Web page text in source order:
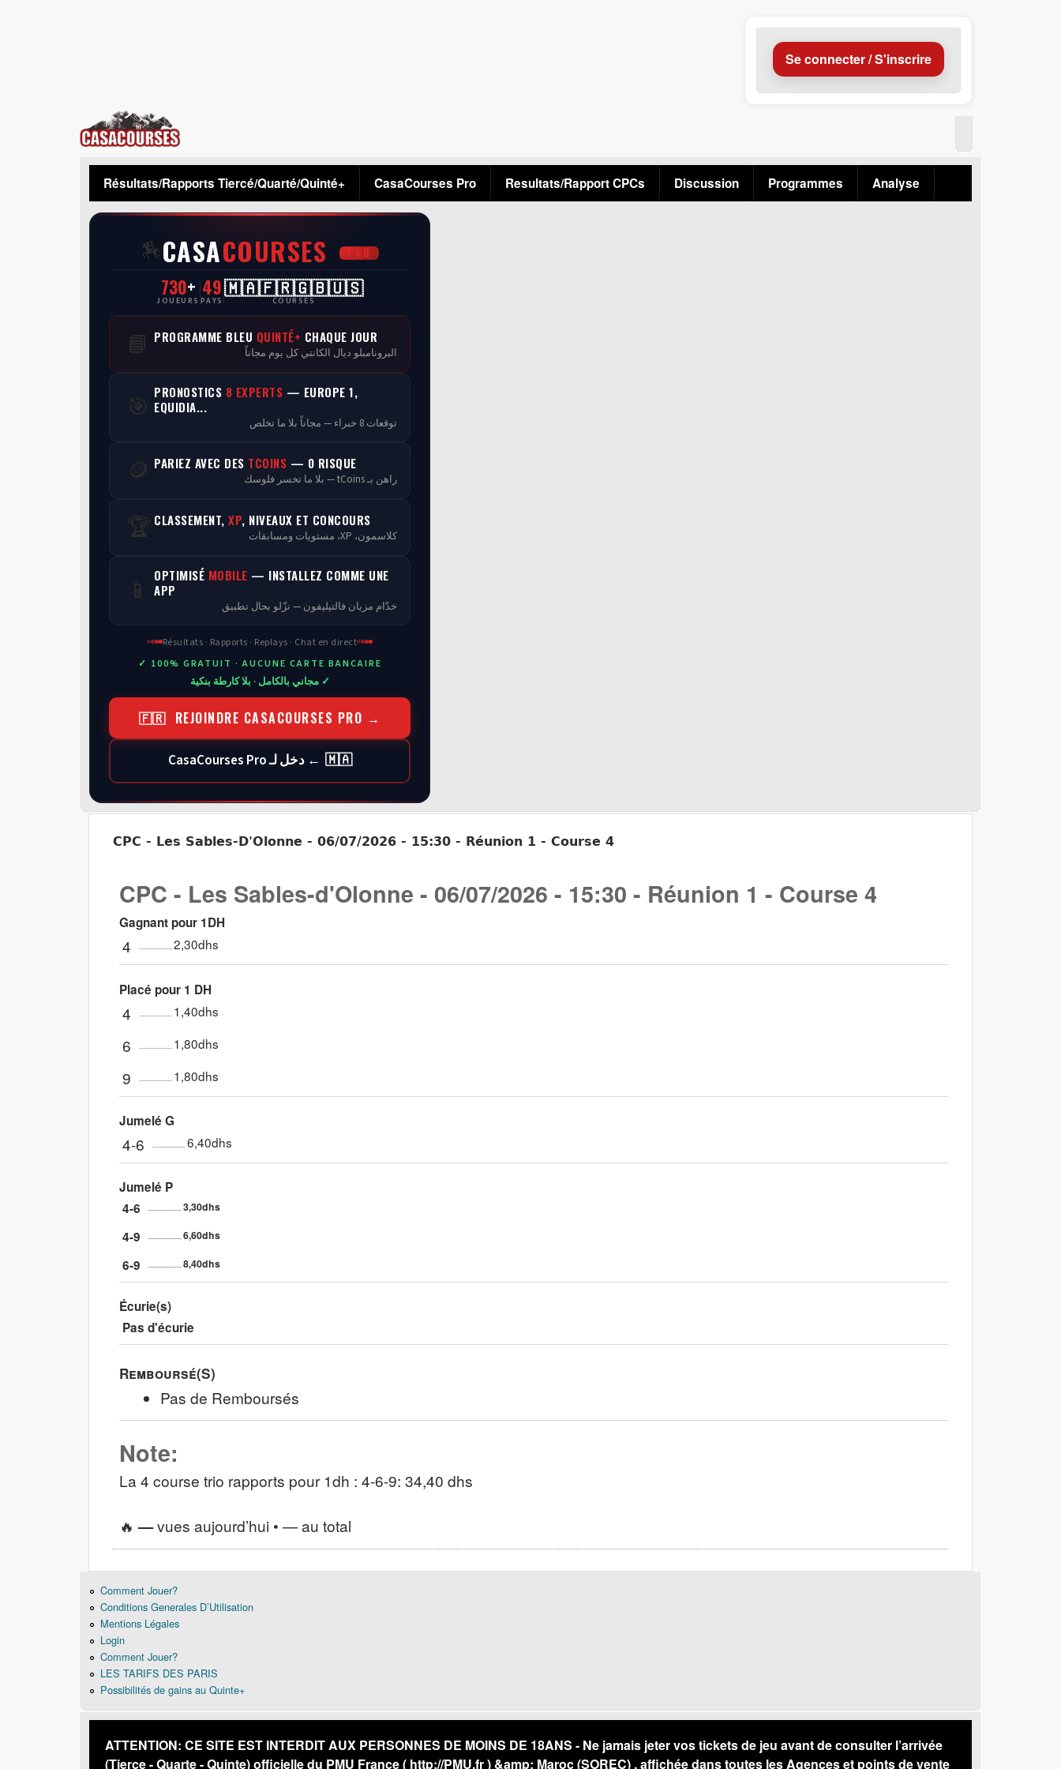
CasaCourses
Se connecter / S'inscrire
Résultats/Rapports Tiercé/Quarté/Quinté+ CasaCourses Pro Resultats/Rapport CPCs Discussion Programmes Analyse
🏇CASACOURSES PRO
730+
JOUEURS
49
PAYS
🇲🇦🇫🇷🇬🇧🇺🇸
COURSES
📘 PROGRAMME BLEU QUINTÉ+ CHAQUE JOUR
البرونامبلو ديال الكانتي كل يوم مجاناً
🎯 PRONOSTICS 8 EXPERTS — EUROPE 1,
EQUIDIA...
توقعات 8 خبراء — مجاناً بلا ما تخلص
🪙 PARIEZ AVEC DES TCOINS — 0 RISQUE
راهن بـ tCoins — بلا ما تخسر فلوسك
🏆 CLASSEMENT, XP, NIVEAUX ET CONCOURS
كلاسمون، XP، مستويات ومسابقات
📱 OPTIMISÉ MOBILE — INSTALLEZ COMME UNE
APP
خدّام مزيان فالتيليفون — نزّلو بحال تطبيق
Résultats · Rapports · Replays · Chat en direct
✓ 100% GRATUIT · AUCUNE CARTE BANCAIRE
✓ مجاني بالكامل · بلا كارطة بنكية
🇫🇷 REJOINDRE CASACOURSES PRO →
🇲🇦 ← دخل لـ CasaCourses Pro
CPC - Les Sables-D'Olonne - 06/07/2026 - 15:30 - Réunion 1 - Course 4
CPC - Les Sables-d'Olonne - 06/07/2026 - 15:30 - Réunion 1 - Course 4
Gagnant pour 1DH
4 2,30dhs
Placé pour 1 DH
4 1,40dhs
6 1,80dhs
9 1,80dhs
Jumelé G
4-6 6,40dhs
Jumelé P
4-6
3,30dhs
4-9 6,60dhs
6-9 8,40dhs
Écurie(s)
Pas d'écurie
Remboursé(s)
Pas de Remboursés
Note:
La 4 course trio rapports pour 1dh : 4-6-9: 34,40 dhs
🔥—vues aujourd’hui • —au total
Comment Jouer?
Conditions Generales D’Utilisation
Mentions Légales
Login
Comment Jouer?
LES TARIFS DES PARIS
Possibilités de gains au Quinte+
ATTENTION: CE SITE EST INTERDIT AUX PERSONNES DE MOINS DE 18ANS - Ne jamais jeter vos tickets de jeu avant de consulter l’arrivée
(Tierce - Quarte - Quinte) officielle du PMU France ( http://PMU.fr) &amp; Maroc (SOREC) , affichée dans toutes les Agences et points de vente